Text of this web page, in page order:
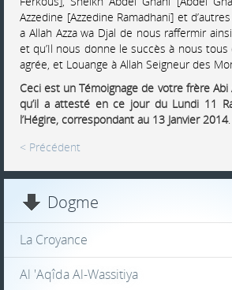
Azzedine [Azzedine Ramadhani] et
a Allah Azza wa Djal de nous raffermir
et qu’Il nous donne le succès à nous tous
agrée, et Louange à Allah Seigneur des
Ceci est un Témoignage de votre frère Abi
qu’il a attesté en ce jour du Lundi 11
l’Hégire, correspondant au 13 Janvier 2014.
< Précédent
Dogme
La Croyance
Al 'Aqîda Al-Wassitiya